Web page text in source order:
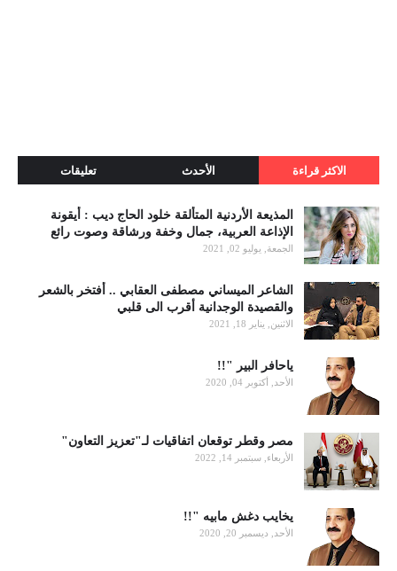
الاكثر قراءة الأحدث تعليقات
المذيعة الأردنية المتألقة خلود الحاج ديب : أيقونة
الإذاعة العربية، جمال وخفة ورشاقة وصوت رائع
الجمعة, يوليو 02, 2021
الشاعر الميساني مصطفى العقابي .. أفتخر بالشعر
والقصيدة الوجدانية أقرب الى قلبي
الاثنين, يناير 18, 2021
ياحافر البير "!!
الأحد, أكتوبر 04, 2020
مصر وقطر توقعان اتفاقيات لـ"تعزيز التعاون"
الأربعاء, سبتمبر 14, 2022
يخايب دغش مابيه "!!
الأحد, ديسمبر 20, 2020